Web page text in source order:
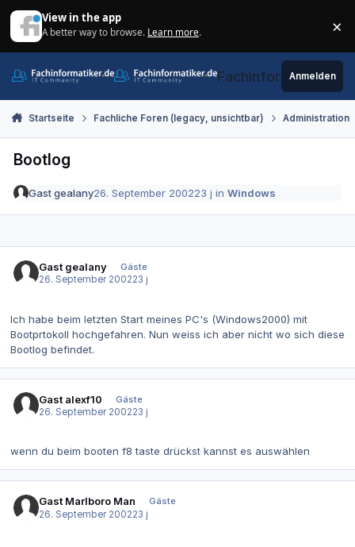
View in the app
A better way to browse. Learn more. ×
Fachinformatiker.de
Anmelden
Startseite Fachliche Foren (legacy, unsichtbar) Administration
Bootlog
Gast gealany26. September 200223 j inWindows
Gast gealany
Gäste
26. September 200223 j
Ich habe beim letzten Start meines PC's (Windows2000) mit
Bootprtokoll hochgefahren. Nun weiss ich aber nicht wo sich diese
Bootlog befindet.
Gast alexf10
Gäste
26. September 200223 j
wenn du beim booten f8 taste drückst kannst es auswählen
Gast Marlboro Man
Gäste
26. September 200223 j